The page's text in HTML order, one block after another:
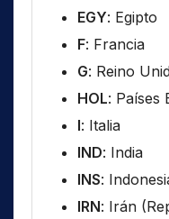
EGY: Egipto
F: Francia
G: Reino
HOL: Países
I: Italia
IND: India
INS:
IRN: Irán